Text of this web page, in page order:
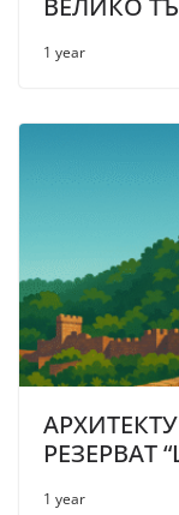
ВЕЛИКО
1 year
РЕЗЕРВАТ
1 year